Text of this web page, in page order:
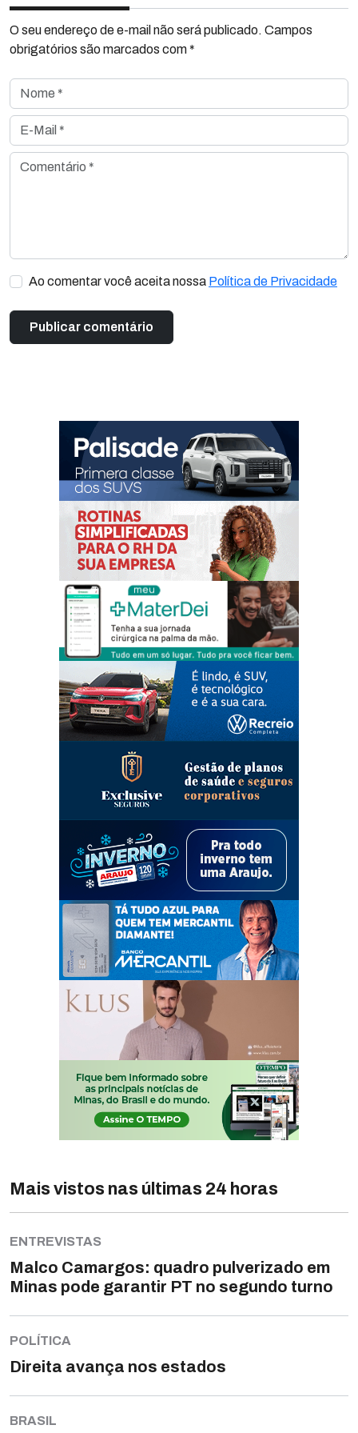
O seu endereço de e-mail não será publicado. Campos
obrigatórios são marcados com *
Nome *
E-Mail *
Comentário *
Ao comentar você aceita nossa Política de Privacidade
Mais vistos nas últimas 24 horas
ENTREVISTAS
Malco Camargos: quadro pulverizado em
Minas pode garantir PT no segundo turno
POLÍTICA
Direita avança nos estados
BRASIL